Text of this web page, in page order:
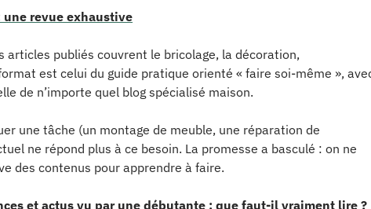
revue exhaustive
articles publiés couvrent le bricolage, la décoration,
est celui du guide pratique orienté « faire soi-même »,
de n’importe quel blog spécialisé maison.
une tâche (un montage de meuble, une réparation de
ne répond plus à ce besoin. La promesse a basculé : on ne
des contenus pour apprendre à faire.
et actus vu par une débutante : que faut-il vraiment lire ?